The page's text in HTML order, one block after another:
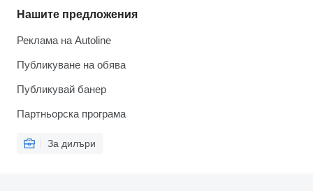
Нашите предложения
Реклама на Autoline
Публикуване на обява
Публикувай банер
Партньорска програма
За дилъри